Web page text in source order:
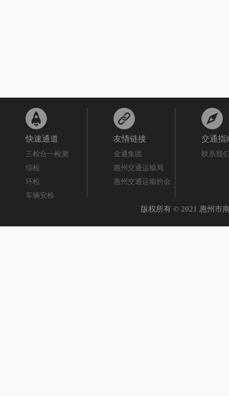
快速通道
三检合一检测
综检
环检
车辆安检
友情链接
金通集团
惠州交通运输局
惠州交通运输协会
交通指
联系我
版权所有 © 2021 惠州市